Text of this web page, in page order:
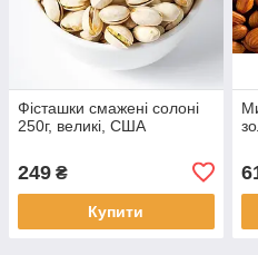
Фісташки смажені солоні
250г, великі, США
249 ₴
Купити